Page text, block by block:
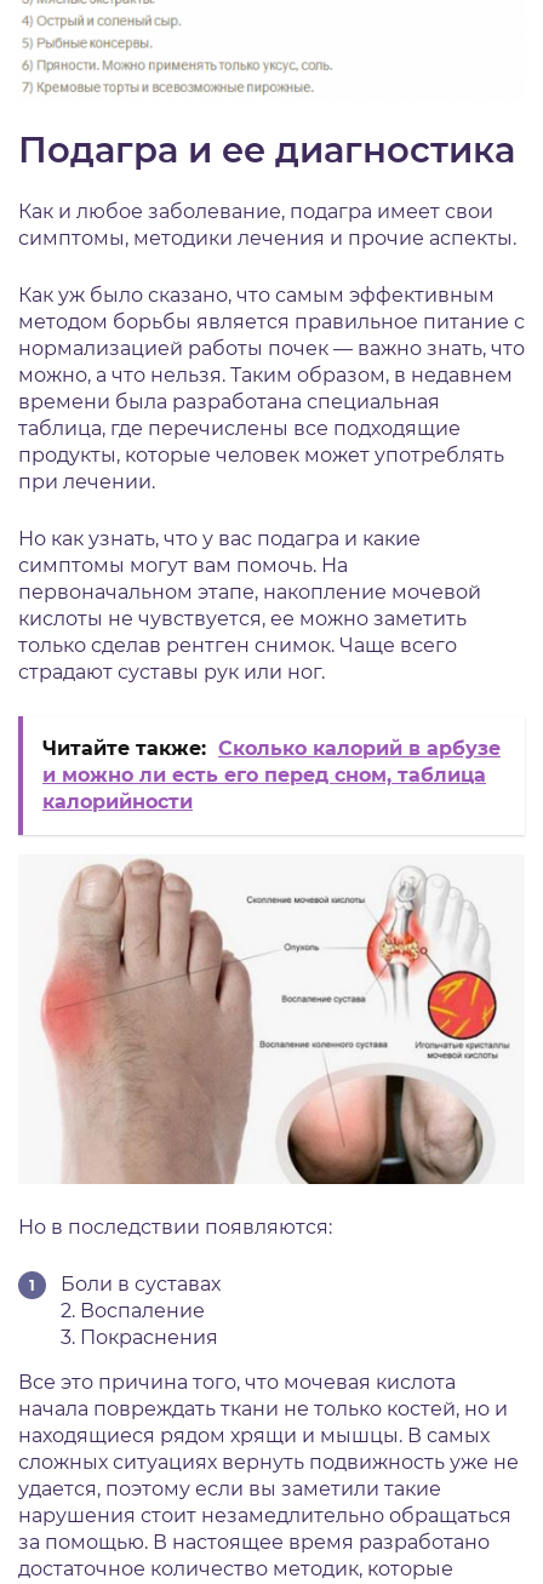
Подагра и ее диагностика
Как и любое заболевание, подагра имеет свои
симптомы, методики лечения и прочие аспекты.
Как уж было сказано, что самым эффективным
методом борьбы является правильное питание с
нормализацией работы почек — важно знать, что
можно, а что нельзя. Таким образом, в недавнем
времени была разработана специальная
таблица, где перечислены все подходящие
продукты, которые человек может употреблять
при лечении.
Но как узнать, что у вас подагра и какие
симптомы могут вам помочь. На
первоначальном этапе, накопление мочевой
кислоты не чувствуется, ее можно заметить
только сделав рентген снимок. Чаще всего
страдают суставы рук или ног.
Читайте также: Сколько калорий в арбузе
и можно ли есть его перед сном, таблица
калорийности
Но в последствии появляются:
Боли в суставах
2. Воспаление
3. Покраснения
Все это причина того, что мочевая кислота
начала повреждать ткани не только костей, но и
находящиеся рядом хрящи и мышцы. В самых
сложных ситуациях вернуть подвижность уже не
удается, поэтому если вы заметили такие
нарушения стоит незамедлительно обращаться
за помощью. В настоящее время разработано
достаточное количество методик, которые